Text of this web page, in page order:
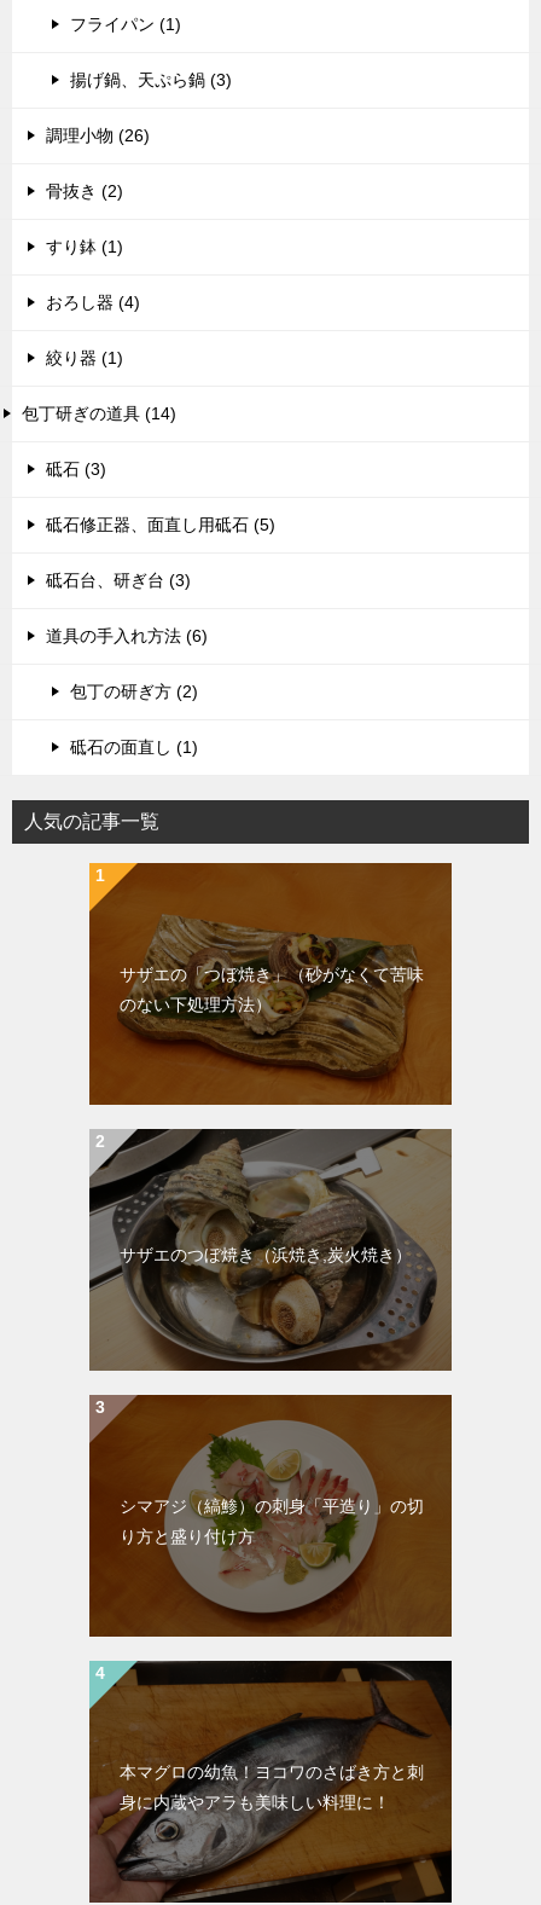
フライパン (1)
揚げ鍋、天ぷら鍋 (3)
調理小物 (26)
骨抜き (2)
すり鉢 (1)
おろし器 (4)
絞り器 (1)
包丁研ぎの道具 (14)
砥石 (3)
砥石修正器、面直し用砥石 (5)
砥石台、研ぎ台 (3)
道具の手入れ方法 (6)
包丁の研ぎ方 (2)
砥石の面直し (1)
人気の記事一覧
サザエの「つぼ焼き」（砂がなくて苦味
のない下処理方法）
サザエのつぼ焼き（浜焼き,炭火焼き）
シマアジ（縞鯵）の刺身「平造り」の切
り方と盛り付け方
本マグロの幼魚！ヨコワのさばき方と刺
身に内蔵やアラも美味しい料理に！